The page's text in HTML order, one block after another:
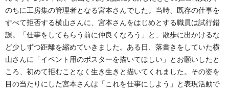
のちに工房集の管理者となる宮本さんでした。当時、既存の仕事を
すべて拒否する横山さんに、宮本さんをはじめとする職員は試行錯
誤。「仕事をしてもらう前に仲良くなろう」と、散歩に出かけるな
ど少しずつ距離を縮めていきました。ある日、落書きをしていた横
山さんに「イベント用のポスターを描いてほしい」とお願いしたと
ころ、初めて拒むことなく生き生きと描いてくれました。その姿を
目の当たりにした宮本さんは「これを仕事にしよう」と表現活動で